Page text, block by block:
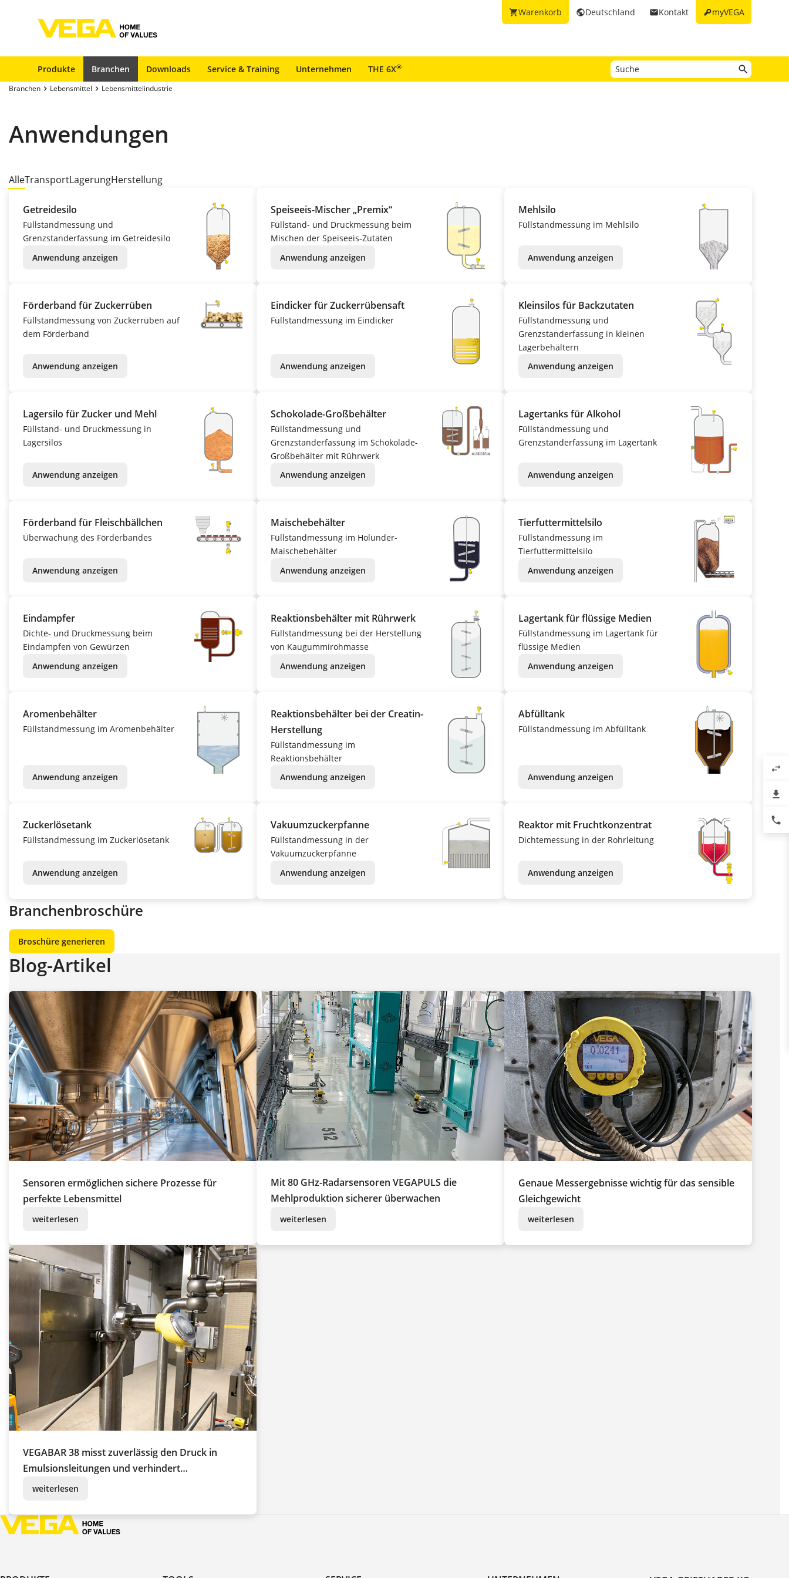
keymyVEGA
emailKontakt
publicDeutschland
shopping_cartWarenkorb
Produkte Branchen Downloads Service & Training Unternehmen THE 6X®
Branchen Lebensmittel Lebensmittelindustrie
Anwendungen
AlleTransportLagerungHerstellung
Getreidesilo
Füllstandmessung und
Grenzstanderfassung im Getreidesilo
Anwendung anzeigen
Speiseeis-Mischer „Premix“
Füllstand- und Druckmessung beim
Mischen der Speiseeis-Zutaten
Anwendung anzeigen
Mehlsilo
Füllstandmessung im Mehlsilo
Anwendung anzeigen
Förderband für Zuckerrüben
Füllstandmessung von Zuckerrüben auf
dem Förderband
Anwendung anzeigen
Eindicker für Zuckerrübensaft
Füllstandmessung im Eindicker
Anwendung anzeigen
Kleinsilos für Backzutaten
Füllstandmessung und
Grenzstanderfassung in kleinen
Lagerbehältern
Anwendung anzeigen
Lagersilo für Zucker und Mehl
Füllstand- und Druckmessung in
Lagersilos
Anwendung anzeigen
Schokolade-Großbehälter
Füllstandmessung und
Grenzstanderfassung im Schokolade-
Großbehälter mit Rührwerk
Anwendung anzeigen
Lagertanks für Alkohol
Füllstandmessung und
Grenzstanderfassung im Lagertank
Anwendung anzeigen
Förderband für Fleischbällchen
Überwachung des Förderbandes
Anwendung anzeigen
Maischebehälter
Füllstandmessung im Holunder-
Maischebehälter
Anwendung anzeigen
Tierfuttermittelsilo
Füllstandmessung im
Tierfuttermittelsilo
Anwendung anzeigen
Eindampfer
Dichte- und Druckmessung beim
Eindampfen von Gewürzen
Anwendung anzeigen
Reaktionsbehälter mit Rührwerk
Füllstandmessung bei der Herstellung
von Kaugummirohmasse
Anwendung anzeigen
Lagertank für flüssige Medien
Füllstandmessung im Lagertank für
flüssige Medien
Anwendung anzeigen
Aromenbehälter
Füllstandmessung im Aromenbehälter
Anwendung anzeigen
Reaktionsbehälter bei der Creatin-
Herstellung
Füllstandmessung im
Reaktionsbehälter
Anwendung anzeigen
Abfülltank
Füllstandmessung im Abfülltank
Anwendung anzeigen
Zuckerlösetank
Füllstandmessung im Zuckerlösetank
Anwendung anzeigen
Vakuumzuckerpfanne
Füllstandmessung in der
Vakuumzuckerpfanne
Anwendung anzeigen
Reaktor mit Fruchtkonzentrat
Dichtemessung in der Rohrleitung
Anwendung anzeigen
Branchenbroschüre
Broschüre generieren
Blog-Artikel
Sensoren ermöglichen sichere Prozesse für
perfekte Lebensmittel
weiterlesen
Mit 80 GHz-Radarsensoren VEGAPULS die
Mehlproduktion sicherer überwachen
weiterlesen
Genaue Messergebnisse wichtig für das sensible
Gleichgewicht
weiterlesen
VEGABAR 38 misst zuverlässig den Druck in
Emulsionsleitungen und verhindert
Pumpenausfälle
weiterlesen
swap_horiz
file_download
phone